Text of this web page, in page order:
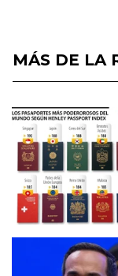
MÁS DE LA